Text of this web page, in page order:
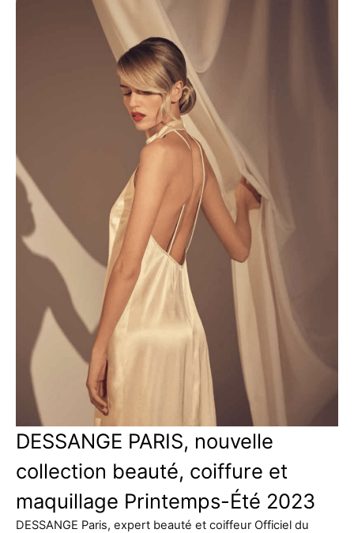
DESSANGE PARIS, nouvelle
collection beauté, coiffure et
maquillage Printemps-Été 2023
DESSANGE Paris, expert beauté et coiffeur Officiel du